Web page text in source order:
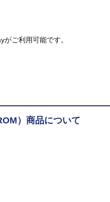
ご利用可能です。
）商品について